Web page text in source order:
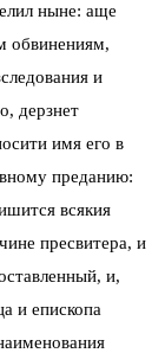
ныне: аще
обвинениям,
и
дерзнет
имя его в
преданию:
всякия
пресвитера, и
и,
и епископа